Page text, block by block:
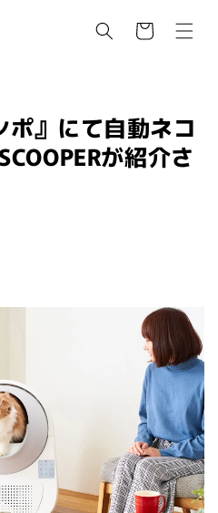
Cart
ポ』にて自動ネコ
が紹介さ